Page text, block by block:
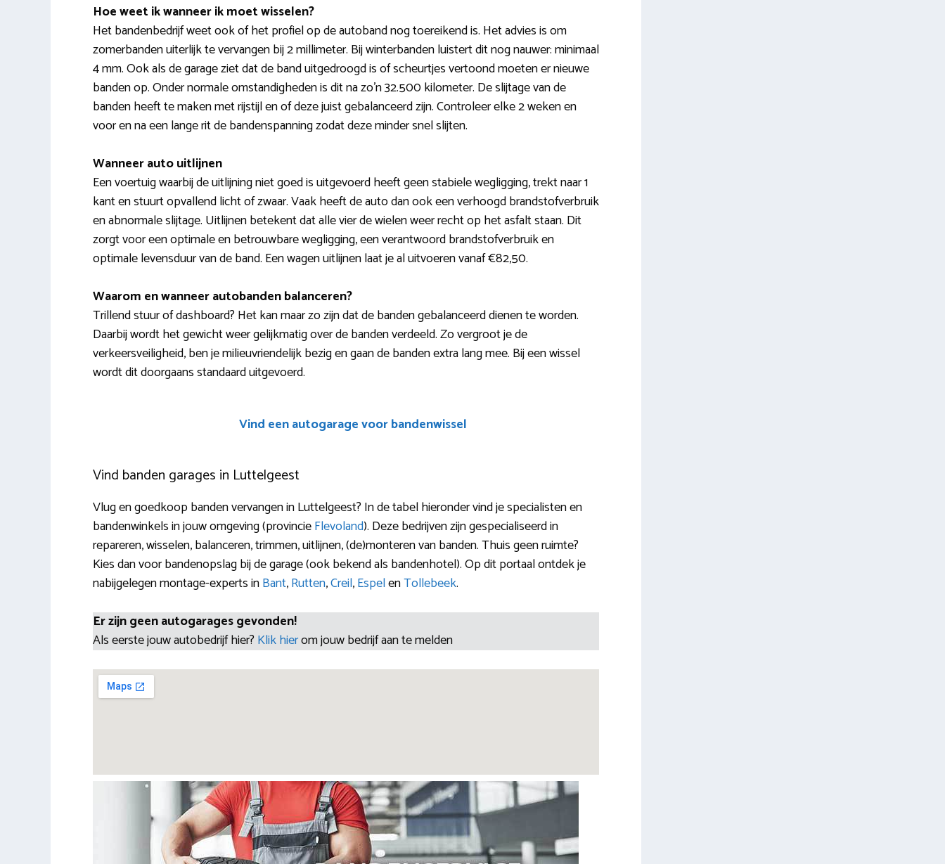
Hoe weet ik wanneer ik moet wisselen?
Het bandenbedrijf weet ook of het profiel op de autoband nog toereikend is. Het advies is om
zomerbanden uiterlijk te vervangen bij 2 millimeter. Bij winterbanden luistert dit nog nauwer: minimaal
4 mm. Ook als de garage ziet dat de band uitgedroogd is of scheurtjes vertoond moeten er nieuwe
banden op. Onder normale omstandigheden is dit na zo’n 32.500 kilometer. De slijtage van de
banden heeft te maken met rijstijl en of deze juist gebalanceerd zijn. Controleer elke 2 weken en
voor en na een lange rit de bandenspanning zodat deze minder snel slijten.
Wanneer auto uitlijnen
Een voertuig waarbij de uitlijning niet goed is uitgevoerd heeft geen stabiele wegligging, trekt naar 1
kant en stuurt opvallend licht of zwaar. Vaak heeft de auto dan ook een verhoogd brandstofverbruik
en abnormale slijtage. Uitlijnen betekent dat alle vier de wielen weer recht op het asfalt staan. Dit
zorgt voor een optimale en betrouwbare wegligging, een verantwoord brandstofverbruik en
optimale levensduur van de band. Een wagen uitlijnen laat je al uitvoeren vanaf €82,50.
Waarom en wanneer autobanden balanceren?
Trillend stuur of dashboard? Het kan maar zo zijn dat de banden gebalanceerd dienen te worden.
Daarbij wordt het gewicht weer gelijkmatig over de banden verdeeld. Zo vergroot je de
verkeersveiligheid, ben je milieuvriendelijk bezig en gaan de banden extra lang mee. Bij een wissel
wordt dit doorgaans standaard uitgevoerd.
Vind een autogarage voor bandenwissel
Vind banden garages in Luttelgeest
Vlug en goedkoop banden vervangen in Luttelgeest? In de tabel hieronder vind je specialisten en
bandenwinkels in jouw omgeving (provincieFlevoland). Deze bedrijven zijn gespecialiseerd in
repareren, wisselen, balanceren, trimmen, uitlijnen, (de)monteren van banden. Thuis geen ruimte?
Kies dan voor bandenopslag bij de garage (ook bekend als bandenhotel). Op dit portaal ontdek je
nabijgelegen montage-experts inBant,Rutten,Creil,EspelenTollebeek.
Er zijn geen autogarages gevonden!
Als eerste jouw autobedrijf hier? Klik hierom jouw bedrijf aan te melden